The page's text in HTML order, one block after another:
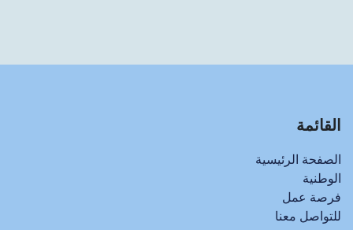
القائمة
الصفحة الرئيسية
الوطنية
فرصة عمل
للتواصل معنا